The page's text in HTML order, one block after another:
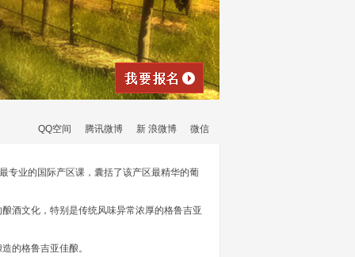
QQ空间 腾讯微博 新 浪微博 微信
业的国际产区课，囊括了该产区最精华的葡
酒文化，特别是传统风味异常浓厚的格鲁吉亚
的格鲁吉亚佳酿。